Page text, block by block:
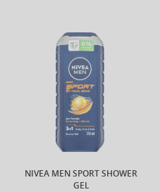
NIVEA MEN SPORT SHOWER
GEL